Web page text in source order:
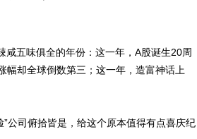
五味俱全的年份：这一年，A股诞生20周
幅却全球倒数第三；这一年，造富神话上
司俯拾皆是，给这个原本值得有点喜庆纪